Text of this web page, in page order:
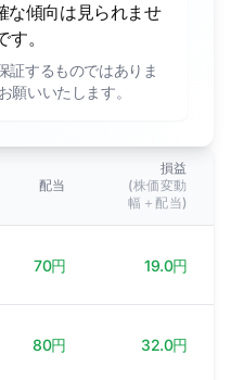
な傾向は見られませ
。
証するものではありま
願いいたします。
配当
損益
(株価変動
幅＋配当)
70円 19.0円
80円 32.0円